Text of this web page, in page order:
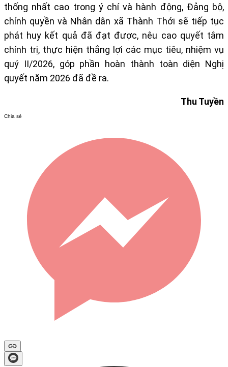
thống nhất cao trong ý chí và hành động, Đảng bộ,
chính quyền và Nhân dân xã Thành Thới sẽ tiếp tục
phát huy kết quả đã đạt được, nêu cao quyết tâm
chính trị, thực hiện thắng lợi các mục tiêu, nhiệm vụ
quý II/2026, góp phần hoàn thành toàn diện Nghị
quyết năm 2026 đã đề ra.
Thu Tuyền
Chia sẻ